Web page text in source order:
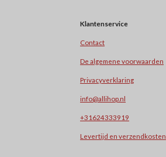
Klantenservice
Contact
De algemene voorwaarden
Privacyverklaring
info@allihop.nl
+31624333919
Levertijd en verzendkosten